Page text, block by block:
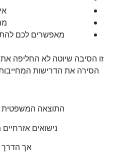
מאפשרים לכם
זו הסיבה שיוטה לא החליפה את
הסירה את הדרישות המחייבות
התוצאה המשפטית
נישואים אזרחיים
אך הדרך